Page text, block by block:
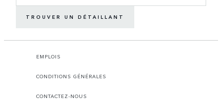
TROUVER UN DÉTAILLANT
EMPLOIS
CONDITIONS GÉNÉRALES
CONTACTEZ-NOUS